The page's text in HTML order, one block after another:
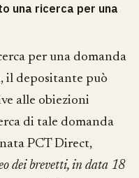
una ricerca per una
per una domanda
il depositante può
alle obiezioni
di tale domanda
PCT Direct,
dei brevetti, in data 18